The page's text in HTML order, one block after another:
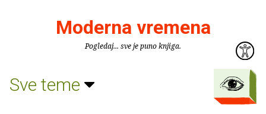
Moderna vremena
Pogledaj... sve je puno knjiga.
Sve teme